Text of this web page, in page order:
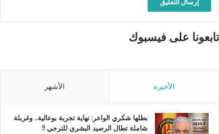
تابعونا على فيسبوك
الأخيرة الأشهر
بطلها شكري الواعر: نهاية تجربة بوعالية.. وغربلة
شاملة تطال الرصيد البشري للترجي !!